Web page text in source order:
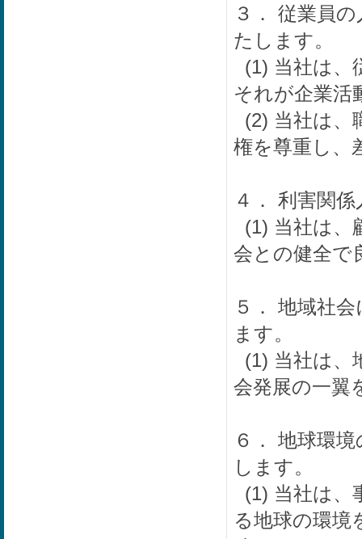
３． 従業員
たします。
(1) 当社は、
それが企業活
(2) 当社は、
権を尊重し、
４． 利害関
(1) 当社は、
会との健全で
５． 地域社
ます。
(1) 当社は、
会発展の一翼
６． 地球環
します。
(1) 当社は、
る地球の環境